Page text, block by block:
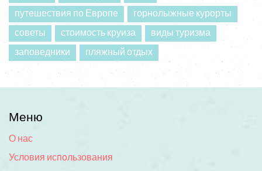
путешествия по Европе
горнолыжные курорты
советы
стоимость круиза
виды туризма
заповедники
пляжный отдых
Меню
О нас
Условия использования